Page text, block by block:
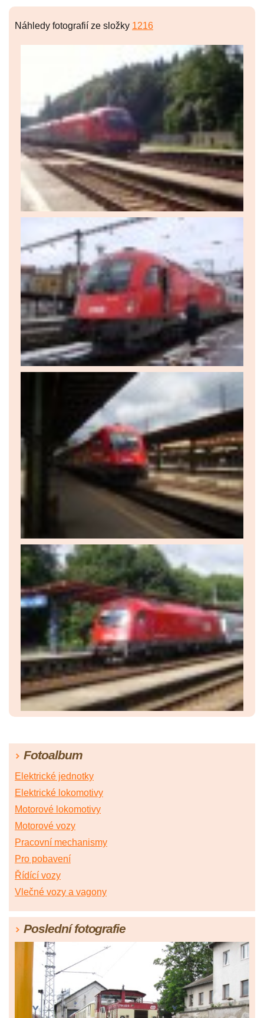
Náhledy fotografií ze složky 1216
Fotoalbum
Elektrické jednotky
Elektrické lokomotivy
Motorové lokomotivy
Motorové vozy
Pracovní mechanismy
Pro pobavení
Řídící vozy
Vlečné vozy a vagony
Poslední fotografie